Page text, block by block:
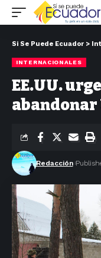
Si Se Puede Ecuador >
INTERNACIONALES
EE.UU.
Redacción